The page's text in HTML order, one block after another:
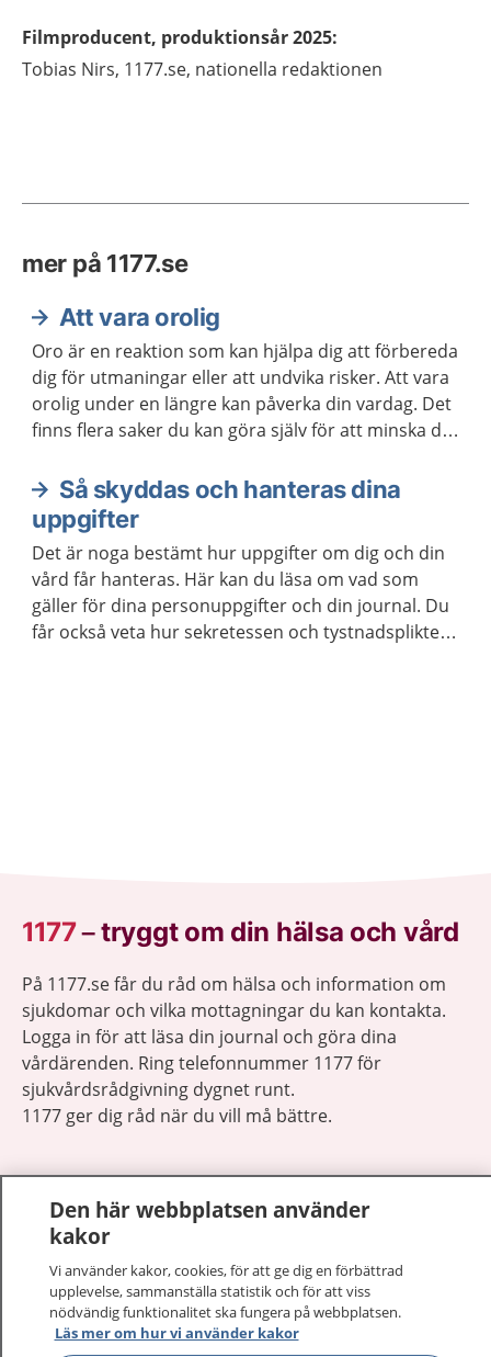
Filmproducent, produktionsår 2025:
Tobias Nirs, 1177.se, nationella redaktionen
mer på 1177.se
Att vara orolig
Oro är en reaktion som kan hjälpa dig att förbereda
dig för utmaningar eller att undvika risker. Att vara
orolig under en längre kan påverka din vardag. Det
finns flera saker du kan göra själv för att minska din
Så skyddas och hanteras dina
uppgifter
Det är noga bestämt hur uppgifter om dig och din
vård får hanteras. Här kan du läsa om vad som
gäller för dina personuppgifter och din journal. Du
får också veta hur sekretessen och tystnadsplikten
1177–tryggt om din hälsa och vård
På 1177.se får du råd om hälsa och information om
sjukdomar och vilka mottagningar du kan kontakta.
Logga in för att läsa din journal och göra dina
vårdärenden. Ring telefonnummer 1177 för
sjukvårdsrådgivning dygnet runt.
1177 ger dig råd när du vill må bättre.
1177 på flera språk
Om 1177
Den här webbplatsen använder
kakor
Vi använder kakor, cookies, för att ge dig en förbättrad
upplevelse, sammanställa statistik och för att viss
nödvändig funktionalitet ska fungera på webbplatsen.
Läs mer om hur vi använder kakor